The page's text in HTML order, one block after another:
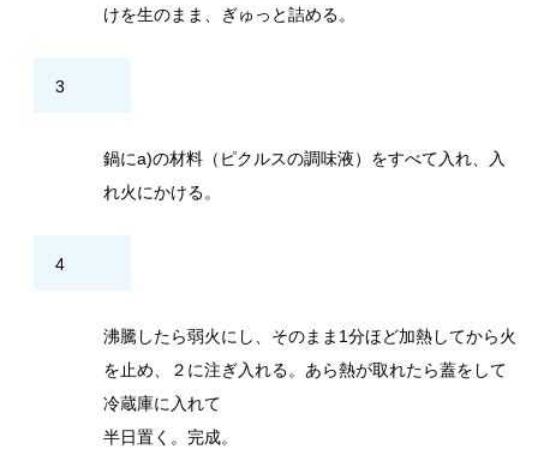
けを生のまま、ぎゅっと詰める。
3
鍋にa)の材料（ピクルスの調味液）をすべて入れ、入
れ火にかける。
4
沸騰したら弱火にし、そのまま1分ほど加熱してから火
を止め、２に注ぎ入れる。あら熱が取れたら蓋をして
冷蔵庫に入れて
半日置く。完成。